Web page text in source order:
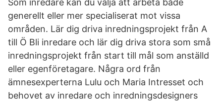
Som inredare kan du välja att arbeta både
generellt eller mer specialiserat mot vissa
områden. Lär dig driva inredningsprojekt från A
till Ö Bli inredare och lär dig driva stora som små
inredningsprojekt från start till mål som anställd
eller egenföretagare. Några ord från
ämnesexperterna Lulu och Maria Intresset och
behovet av inredare och inredningsdesigners